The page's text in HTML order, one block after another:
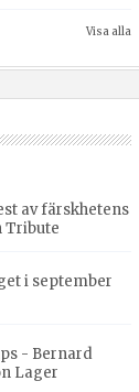
Visa alla
av färskhetens
Tribute
i september
- Bernard
Lager